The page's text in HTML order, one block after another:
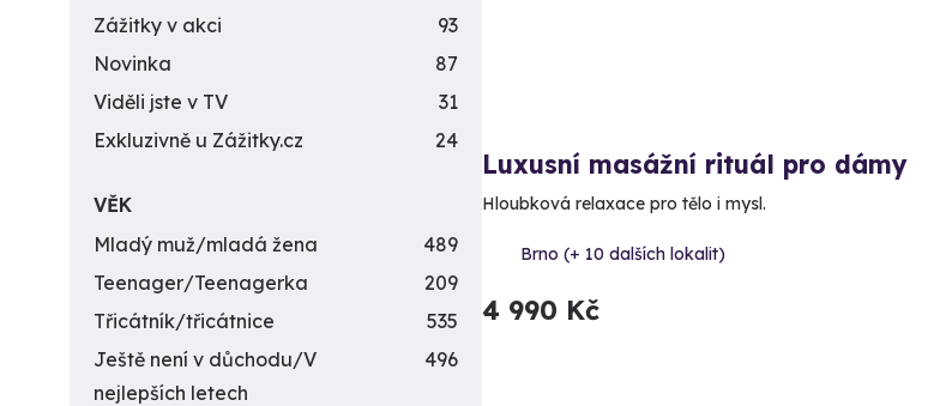
Luxusní masážní rituál pro dámy
Hloubková relaxace pro tělo i mysl.
Brno (+ 10 dalších lokalit)
4 990 Kč
Zážitky v akci
93
Novinka
87
Viděli jste v TV
31
Exkluzivně u Zážitky.cz
24
VĚK
Mladý muž/mladá žena
489
Teenager/Teenagerka
209
Třicátník/třicátnice
535
Ještě není v důchodu/V
nejlepších letech
496